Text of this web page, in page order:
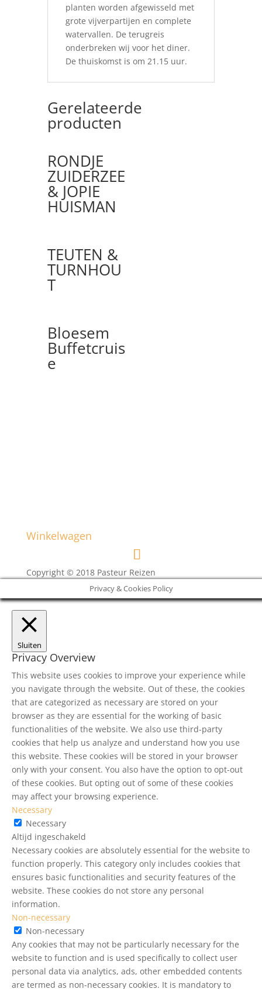
planten worden afgewisseld met
grote vijverpartijen en complete
watervallen. De terugreis
onderbreken wij voor het diner.
De thuiskomst is om 21.15 uur.
Gerelateerde
producten
RONDJE
ZUIDERZEE
& JOPIE
HUISMAN
TEUTEN &
TURNHOU
T
Bloesem
Buffetcruis
e
Winkelwagen
Copyright © 2018 Pasteur Reizen
Privacy & Cookies Policy
Sluiten
Privacy Overview
This website uses cookies to improve your experience while
you navigate through the website. Out of these, the cookies
that are categorized as necessary are stored on your
browser as they are essential for the working of basic
functionalities of the website. We also use third-party
cookies that help us analyze and understand how you use
this website. These cookies will be stored in your browser
only with your consent. You also have the option to opt-out
of these cookies. But opting out of some of these cookies
may affect your browsing experience.
Necessary
Necessary
Altijd ingeschakeld
Necessary cookies are absolutely essential for the website to
function properly. This category only includes cookies that
ensures basic functionalities and security features of the
website. These cookies do not store any personal
information.
Non-necessary
Non-necessary
Any cookies that may not be particularly necessary for the
website to function and is used specifically to collect user
personal data via analytics, ads, other embedded contents
are termed as non-necessary cookies. It is mandatory to